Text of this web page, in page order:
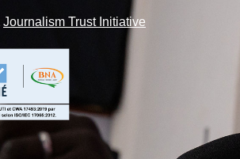
Journalism Trust Initiative